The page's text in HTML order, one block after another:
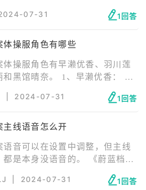
无情的专家。 作为风纪委员会的
要发现违反规定的人，就会用压
不留情地给予处罚。 做事干净利
众。但一旦发现敌人就会鲁莽
。
07-31 1回答
体操服角色有哪些
体操服角色有早濑优香、羽川莲
和黑馆晴奈。 1、早濑优香： 为
，换上了体操服的研讨会会
禧年主办的大型活动办好，长期
工作压力。大会开始之前，在其
，她终于睡了个好觉，以最好
委员，优香本打算理性地对待大
不服输的学员们激起了她的好胜
的准备也很完美！”
2024-07-31 1回答
主线语音怎么开
语音可以在设置中调整，但主线
都是本身没语音的。 《蔚蓝档
国NEXON Games旗下的MX
海悠星网络科技有限公司发行
2024-07-31 1回答